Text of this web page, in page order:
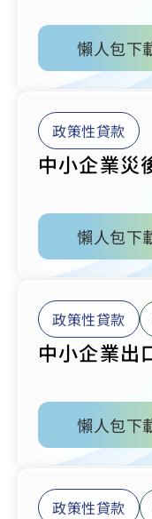
懶人包下
政策性貸款
中小企業災
懶人包下
政策性貸款
中小企業出
懶人包下
政策性貸款